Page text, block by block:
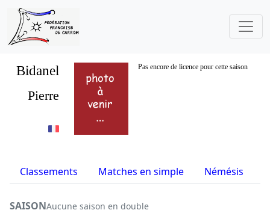
Bidanel Pas encore de licence pour cette saison
Pierre
Classements Matches en simple Némésis
SAISONAucune saison en double